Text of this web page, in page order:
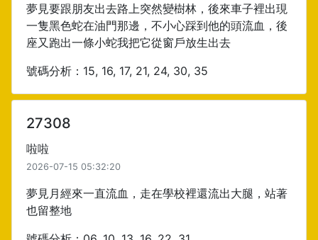
夢見要跟朋友出去路上突然變樹林，後來車子裡出現
一隻黑色蛇在油門那邊，不小心踩到他的頭流血，後
座又跑出一條小蛇我把它從窗戶放生出去
號碼分析：15, 16, 17, 21, 24, 30, 35
27308
啦啦
2026-07-15 05:32:20
夢見月經來一直流血，走在學校裡還流出大腿，站著
也留整地